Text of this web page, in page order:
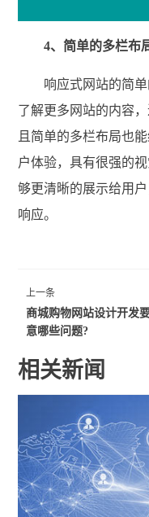
4、简单的多栏布
响应式网站的简单
了解更多网站的内容
且简单的多栏布局也
户体验，具有很强的
够更清晰的展示给用
响应。
上一条
商城购物网站设计开发
意哪些问题?
相关新闻